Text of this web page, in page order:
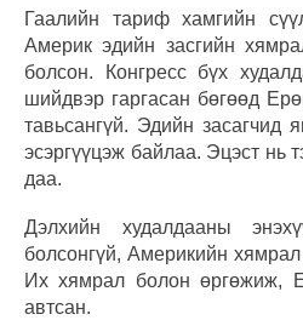
Гаалийн тариф хамгийн
Америк эдийн засгийн
болсон. Конгресс бүх
шийдвэр гаргасан бөгөөд
тавьсангүй. Эдийн засагчид
эсэргүүцэж байлаа. Эцэст нь
даа.
Дэлхийн худалдааны
болсонгүй, Америкийн
Их хямрал болон өргөжиж,
автсан.